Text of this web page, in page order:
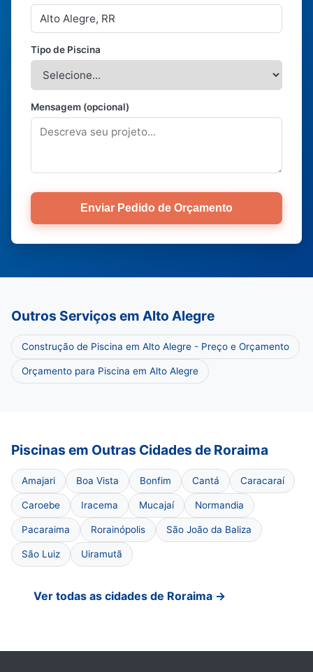
Tipo de Piscina
Mensagem (opcional)
Enviar Pedido de Orçamento
Outros Serviços em Alto Alegre
Construção de Piscina em Alto Alegre - Preço e Orçamento
Orçamento para Piscina em Alto Alegre
Piscinas em Outras Cidades de Roraima
Amajari Boa Vista Bonfim Cantá Caracaraí
Caroebe Iracema Mucajaí Normandia
Pacaraima Rorainópolis São João da Baliza
São Luiz Uiramutã
Ver todas as cidades de Roraima →